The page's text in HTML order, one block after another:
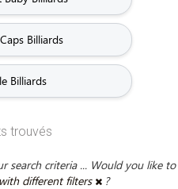
Billiards
Billiards
trouvés
search criteria ... Would you like to
different filters ?